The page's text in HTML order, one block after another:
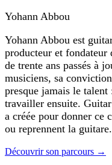
Yohann Abbou
Yohann Abbou est
producteur et
de trente ans passés à
musiciens, sa
presque jamais le
travailler ensuite.
a créée pour donner ce
ou reprennent la guitare.
Découvrir son parcours →